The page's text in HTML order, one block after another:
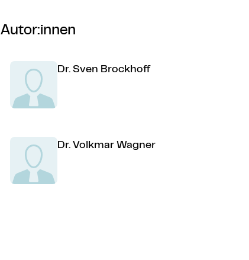
Autor:innen
Dr. Sven Brockhoff
Dr. Volkmar Wagner